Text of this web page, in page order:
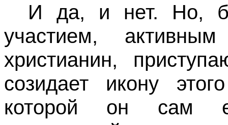
И да, и нет. Но,
участием,
христианин,
созидает икону
которой он сам